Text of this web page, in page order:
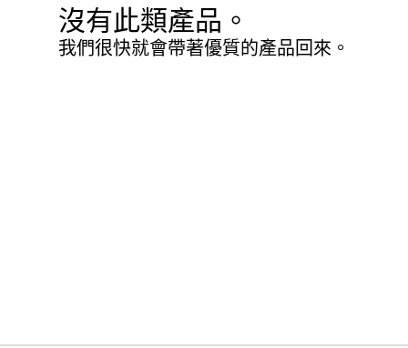
沒有此類產品。
我們很快就會帶著優質的產品回來。